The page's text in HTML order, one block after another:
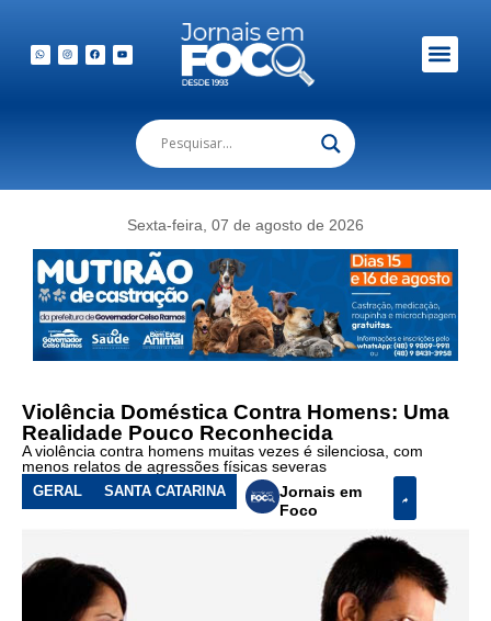
Sexta-feira, 07 de agosto de 2026
Violência Doméstica Contra Homens: Uma
Realidade Pouco Reconhecida
A violência contra homens muitas vezes é silenciosa, com
menos relatos de agressões físicas severas
GERAL SANTA CATARINA
Jornais em
Foco